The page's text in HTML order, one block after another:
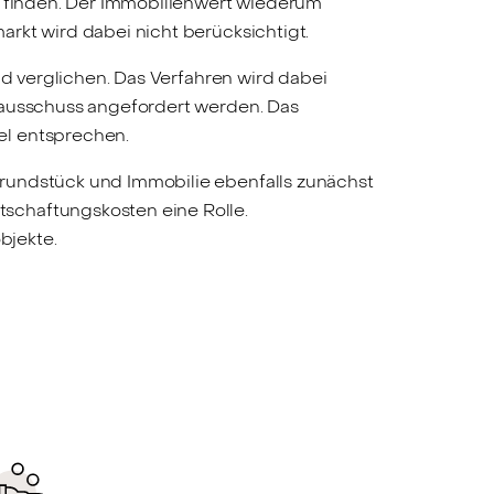
wird dabei nicht berücksichtigt.
verglichen. Das Verfahren wird dabei
angefordert werden. Das
entsprechen.
und Immobilie ebenfalls zunächst
eine Rolle.